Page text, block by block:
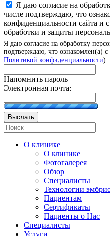
Я даю согласие на
числе подтверждаю, что
конфиденциальности сайта и
обработки и защиты
Я даю согласие на обработку
подтверждаю, что ознакомлен(а) с
Политикой конфиденциальности)
Напомнить пароль
Электронная почта:
Выслать
О клинике
О клинике
Фотогалерея
Обзор
Специалисты
Технологии
Пациентам
Сертификаты
Пациенты о Нас
Специалисты
Услуги